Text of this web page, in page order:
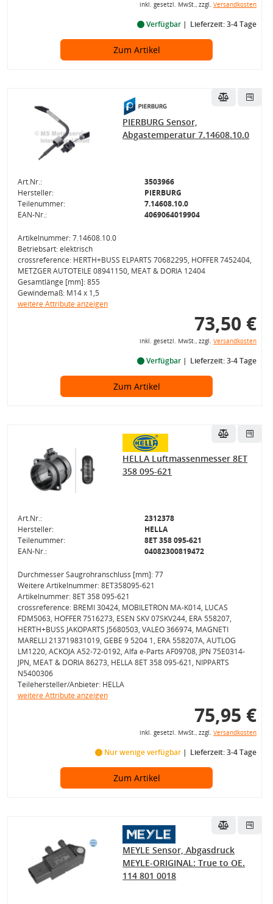
inkl. gesetzl. MwSt., zzgl. Versandkosten
Verfügbar Lieferzeit: 3-4 Tage
Zum Artikel
PIERBURG Sensor,
Abgastemperatur 7.14608.10.0
Art.Nr.:
3503966
Hersteller:
PIERBURG
Teilenummer:
7.14608.10.0
EAN-Nr.:
4069064019904
Artikelnummer: 7.14608.10.0
Betriebsart: elektrisch
crossreference: HERTH+BUSS ELPARTS 70682295, HOFFER 7452404,
METZGER AUTOTEILE 08941150, MEAT & DORIA 12404
Gesamtlänge [mm]: 855
Gewindemaß: M14 x 1,5
weitere Attribute anzeigen
73,50 €
inkl. gesetzl. MwSt., zzgl. Versandkosten
Verfügbar Lieferzeit: 3-4 Tage
Zum Artikel
HELLA Luftmassenmesser 8ET
358 095-621
Art.Nr.:
2312378
Hersteller:
HELLA
Teilenummer:
8ET 358 095-621
EAN-Nr.:
04082300819472
Durchmesser Saugrohranschluss [mm]: 77
Weitere Artikelnummer: 8ET358095-621
Artikelnummer: 8ET 358 095-621
crossreference: BREMI 30424, MOBILETRON MA-K014, LUCAS
FDM5063, HOFFER 7516273, ESEN SKV 07SKV244, ERA 558207,
HERTH+BUSS JAKOPARTS J5680503, VALEO 366974, MAGNETI
MARELLI 213719831019, GEBE 9 5204 1, ERA 558207A, AUTLOG
LM1220, ACKOJA A52-72-0192, Alfa e-Parts AF09708, JPN 75E0314-
JPN, MEAT & DORIA 86273, HELLA 8ET 358 095-621, NIPPARTS
N5400306
Teilehersteller/Anbieter: HELLA
weitere Attribute anzeigen
75,95 €
inkl. gesetzl. MwSt., zzgl. Versandkosten
Nur wenige verfügbar Lieferzeit: 3-4 Tage
Zum Artikel
MEYLE Sensor, Abgasdruck
MEYLE-ORIGINAL: True to OE.
114 801 0018